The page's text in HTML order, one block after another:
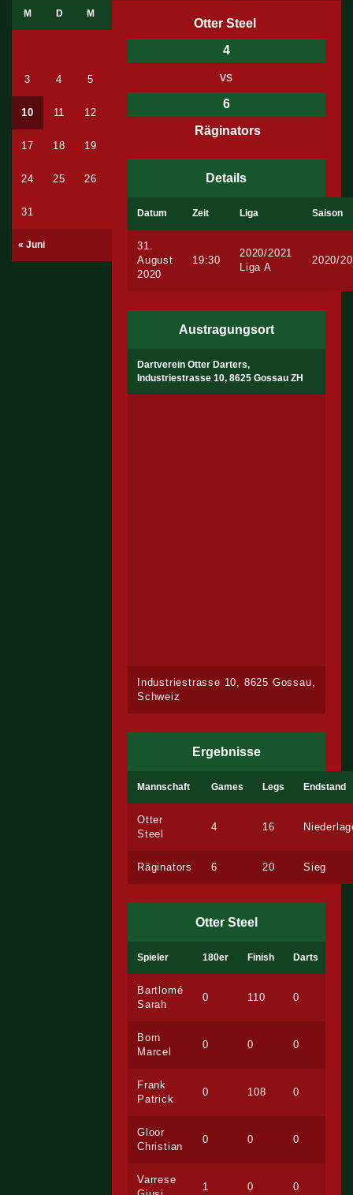
M D M
« Juni
3 4 5
10 11 12
17 18 19
24 25 26 30
31
Otter Steel
4
vs
6
Räginators
Details
Datum Zeit Liga Saison
31.
August
2020
19:30
2020/2021
Liga A
2020/
Austragungsort
Dartverein Otter Darters,
Industriestrasse 10, 8625 Gossau ZH
Industriestrasse 10, 8625 Gossau,
Schweiz
Ergebnisse
Mannschaft Games Legs Endstand
Otter
Steel
4 16
Räginators 6 20 Sieg
Otter Steel
Spieler 180er Finish Darts
Bartlomé
Sarah
0 110 0
Born
Marcel
0 0 0
Frank
Patrick
0 108 0
Gloor
Christian
0 0 0
Varrese
1 0 0